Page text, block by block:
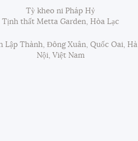
Tỳ kheo ni Pháp Hỷ
Tịnh thất Metta Garden, Hòa Lạc
Lập Thành, Đông Xuân, Quốc Oai, Hà
Nội, Việt Nam